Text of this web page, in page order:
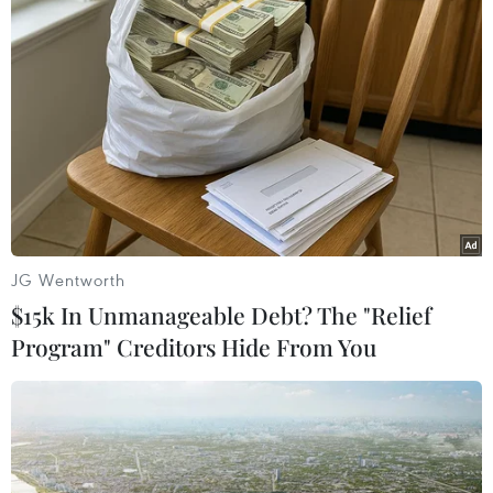
Mỹ có lợi thế
Mỹ áp thuế 15% đối với nguyên liệu quan trọng
để sản xuất chip
TIN LIÊN QUAN
JG Wentworth
$15k In Unmanageable Debt? The "Relief
Program" Creditors Hide From You